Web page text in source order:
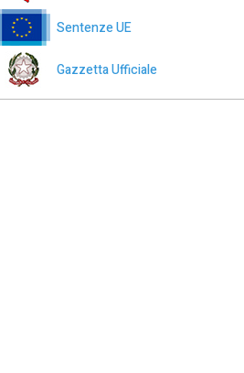
Sentenze UE
Gazzetta Ufficiale